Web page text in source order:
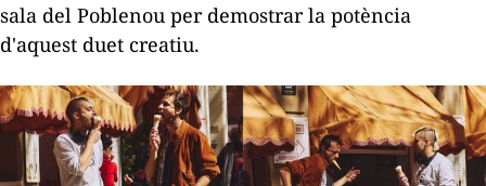
sala del Poblenou per demostrar la potència
d'aquest duet creatiu.